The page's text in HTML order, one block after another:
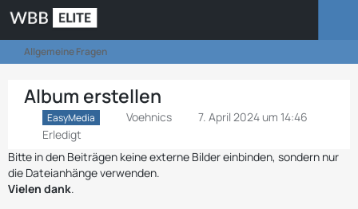
Allgemeine Fragen
Album erstellen
EasyMedia Voehnics
7. April 2024 um 14:46
Erledigt
Bitte in den Beiträgen keine externe Bilder einbinden, sondern nur
die Dateianhänge verwenden.
Vielen dank.